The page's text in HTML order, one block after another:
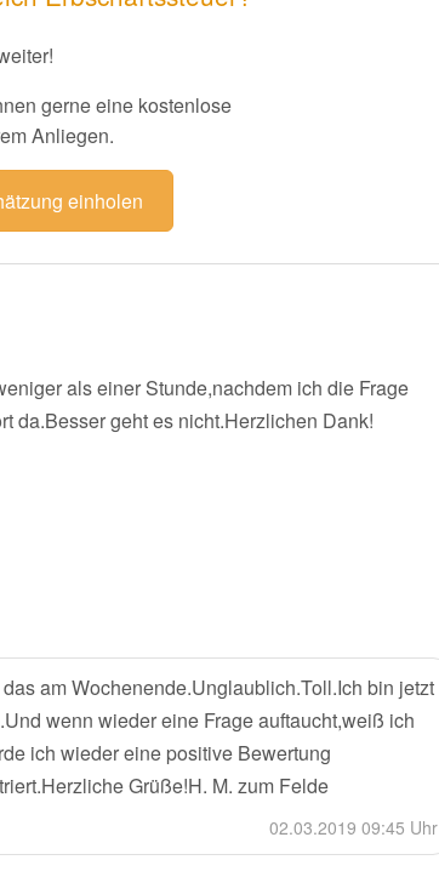
gerne eine kostenlose
Anliegen.
einholen
als einer Stunde,nachdem ich die Frage
da.Besser geht es nicht.Herzlichen Dank!
am Wochenende.Unglaublich.Toll.Ich bin jetzt
wenn wieder eine Frage auftaucht,weiß ich
ich wieder eine positive Bewertung
Grüße!H. M. zum Felde
02.03.2019 09:45 Uhr